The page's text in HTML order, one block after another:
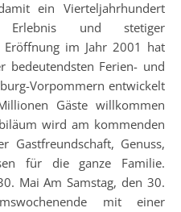
ein Vierteljahrhundert
Erlebnis und stetiger
im Jahr 2001 hat
bedeutendsten Ferien- und
Vorpommern entwickelt
Gäste willkommen
wird am kommenden
Gastfreundschaft, Genuss,
für die ganze Familie.
Mai Am Samstag, den 30.
mit einer